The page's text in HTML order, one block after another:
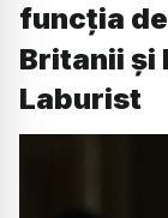
funcția
Britanii și
Laburist